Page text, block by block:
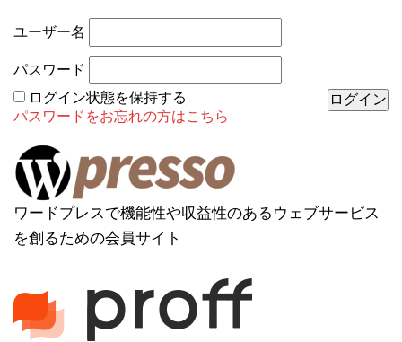
ユーザー名
パスワード
ログイン状態を保持する
パスワードをお忘れの方はこちら
ワードプレスで機能性や収益性のあるウェブサービス
を創るための会員サイト